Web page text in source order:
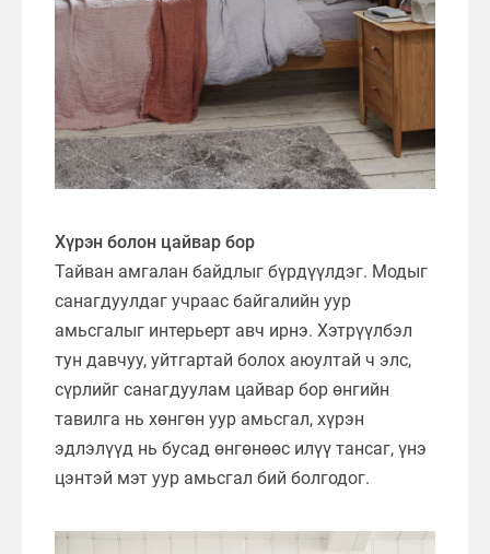
Хүрэн болон цайвар бор
Тайван амгалан байдлыг бүрдүүлдэг. Модыг
санагдуулдаг учраас байгалийн уур
амьсгалыг интерьерт авч ирнэ. Хэтрүүлбэл
тун давчуу, уйтгартай болох аюултай ч элс,
сүрлийг санагдуулам цайвар бор өнгийн
тавилга нь хөнгөн уур амьсгал, хүрэн
эдлэлүүд нь бусад өнгөнөөс илүү тансаг, үнэ
цэнтэй мэт уур амьсгал бий болгодог.